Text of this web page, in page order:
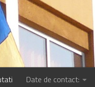
Date de contact: